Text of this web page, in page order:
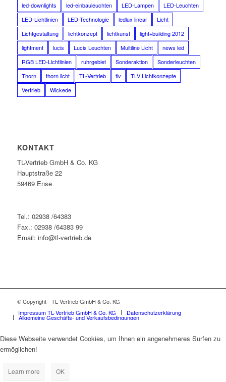
led-downlights
led-einbauleuchten LED-Lampen
LED-Leuchten
LED-Lichtlinien
LED-Technologie ledlux linear
Licht
Lichtgestaltung
lichtkonzept lichtkunst
light+building 2012
lightment
lucis Lucis Leuchten Multiline Licht
news led
RGB LED-Lichtlinien
ruhrgebiet Sonderaktion
Sonderleuchten
Thorn
thorn licht TL-Vertrieb tlv
TLV Lichtkonzepte
Vertrieb
Wickede
KONTAKT
TL-Vertrieb GmbH & Co. KG
Hauptstraße 22
59469 Ense
Tel.: 02938 /64383
Fax.: 02938 /64383 99
Email: info@tl-vertrieb.de
© Copyright - TL-Vertrieb GmbH & Co. KG
Impressum TL-Vertrieb GmbH & Co. KG
Datenschutzerklärung
Allgemeine Geschäfts- und Verkaufsbedingungen
Diese Webseite verwendet Cookies, um Ihnen ein angenehmeres Surfen zu
ermöglichen!
Learn more OK